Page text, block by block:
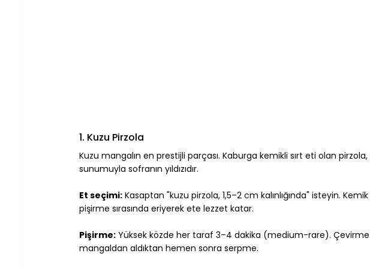
1. Kuzu Pirzola
Kuzu mangalın en prestijli parçası. Kaburga kemikli sırt eti olan
sunumuyla sofranın yıldızıdır.
Et seçimi: Kasaptan "kuzu pirzola, 1,5–2 cm kalınlığında" isteyin.
pişirme sırasında eriyerek ete lezzet katar.
Pişirme: Yüksek közde her taraf 3–4 dakika (medium-rare). Çevirme
mangaldan aldıktan hemen sonra serpme.